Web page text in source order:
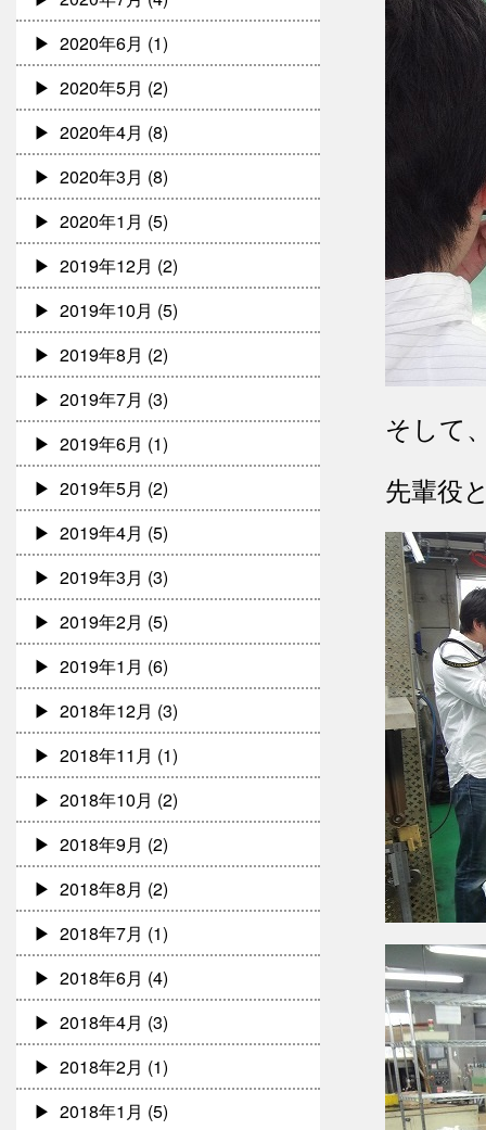
そして
先輩役
2020年6月 (1)
2020年5月 (2)
2020年4月 (8)
2020年3月 (8)
2020年1月 (5)
2019年12月 (2)
2019年10月 (5)
2019年8月 (2)
2019年7月 (3)
2019年6月 (1)
2019年5月 (2)
2019年4月 (5)
2019年3月 (3)
2019年2月 (5)
2019年1月 (6)
2018年12月 (3)
2018年11月 (1)
2018年10月 (2)
2018年9月 (2)
2018年8月 (2)
2018年7月 (1)
2018年6月 (4)
2018年4月 (3)
2018年2月 (1)
2018年1月 (5)